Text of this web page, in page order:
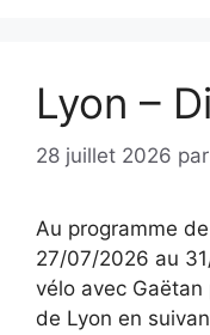
Lyon –
28 juillet 2026 par
Au programme
27/07/2026 au
vélo avec
de Lyon en